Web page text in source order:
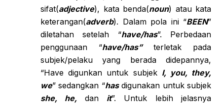
sifat(adjective), kata benda(noun) atau kata
keterangan(adverb). Dalam pola ini “BEEN”
diletahan setelah “have/has”. Perbedaan
penggunaan “have/has”terletak pada
subjek/pelaku yang berada didepannya,
“Have digunkan untuk subjek I, you, they,
we” sedangkan “hasdigunakan untuk subjek
she, he, dan it”. Untuk lebih jelasnya